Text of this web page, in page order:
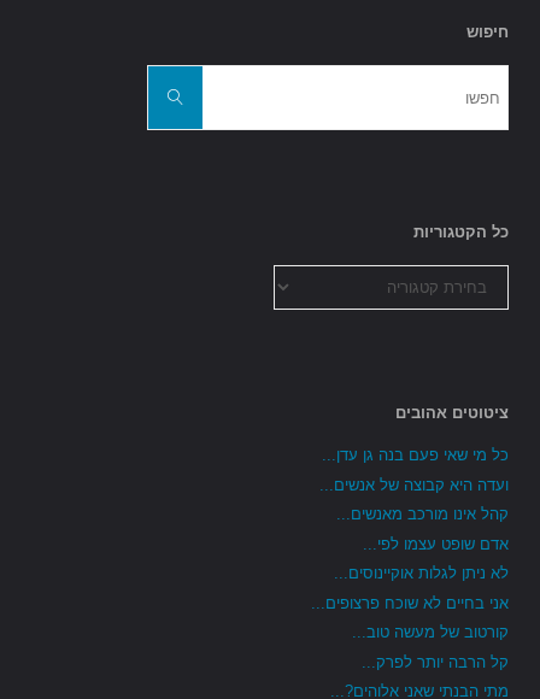
חיפוש
חפשו
כל הקטגוריות
הקטגוריות
ציטוטים אהובים
כל מי שאי פעם בנה גן עדן...
ועדה היא קבוצה של אנשים...
קהל אינו מורכב מאנשים...
אדם שופט עצמו לפי...
לא ניתן לגלות אוקיינוסים...
אני בחיים לא שוכח פרצופים...
קורטוב של מעשה טוב...
קל הרבה יותר לפרק...
מתי הבנתי שאני אלוהים?...